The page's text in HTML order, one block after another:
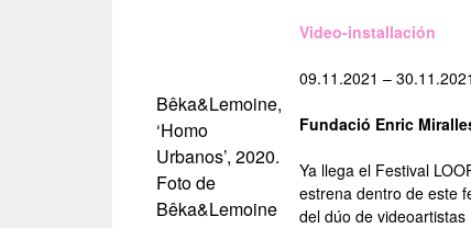
Bêka&Lemoine,
‘Homo
Urbanos’, 2020.
Foto de
Bêka&Lemoine
Video-installación
09.11.2021 – 30.11.2021
Fundació Enric
Ya llega el Festival
estrena dentro de este
del dúo de